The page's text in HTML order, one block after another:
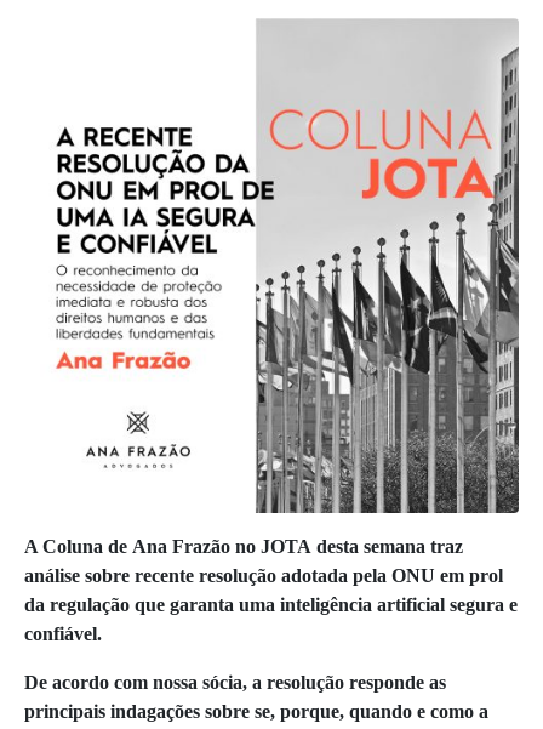
A Coluna de Ana Frazão no JOTA desta semana traz
análise sobre recente resolução adotada pela ONU em prol
da regulação que garanta uma inteligência artificial segura e
confiável.
De acordo com nossa sócia, a resolução responde as
principais indagações sobre se, porque, quando e como a